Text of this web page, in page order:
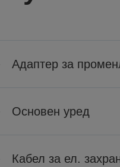
Адаптер за
Основен уред
Кабел за ел.